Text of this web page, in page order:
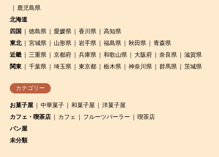
鹿児島県
北海道
四国
徳島県 愛媛県 香川県
高知県
東北
宮城県 山形県 岩手県 福島県 秋田県
青森県
近畿
三重県 京都府 兵庫県 和歌山県 大阪府 奈良県
滋賀県
関東
千葉県 埼玉県 東京都 栃木県 神奈川県 群馬県 茨城県
カテゴリー
お菓子屋 中華菓子 和菓子屋
洋菓子屋
カフェ・喫茶店
カフェ フルーツパーラー
喫茶店
パン屋
未分類